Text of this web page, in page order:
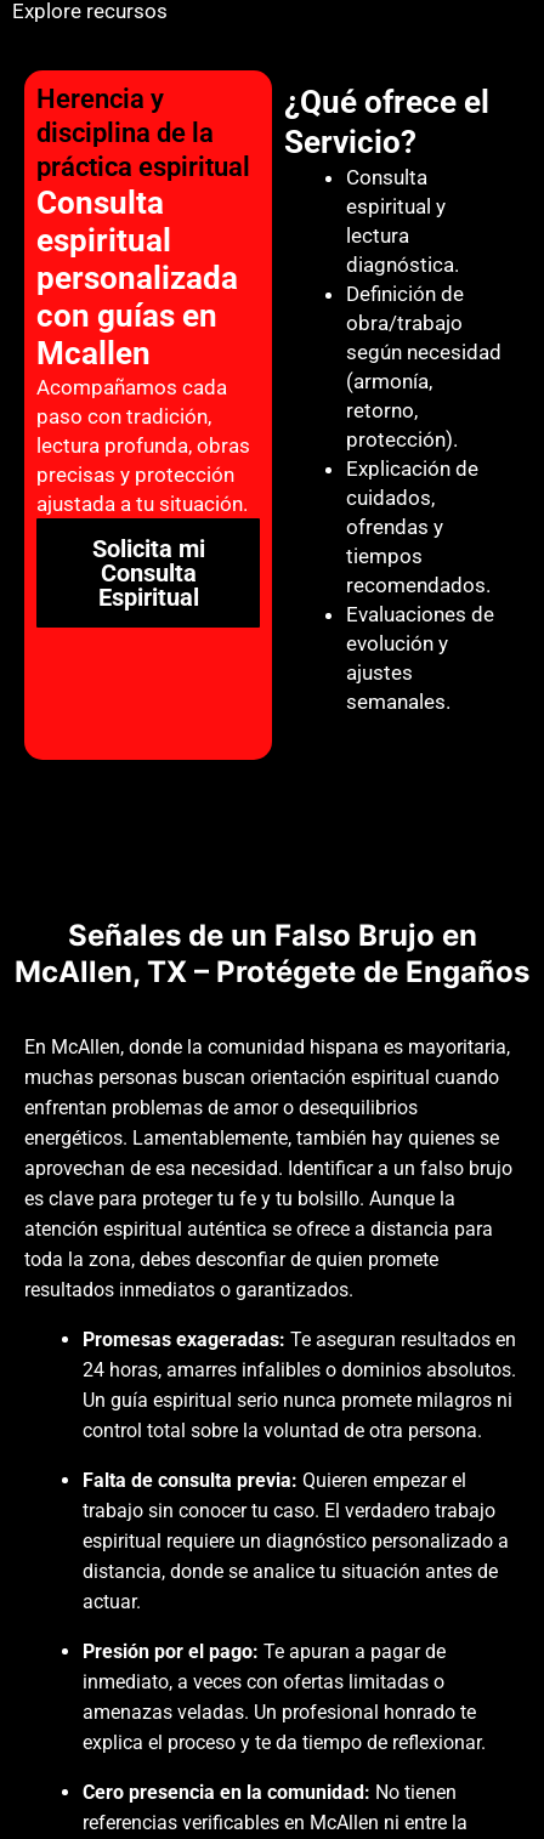
Explore recursos
Herencia y
disciplina de la
práctica espiritual
Consulta
espiritual
personalizada
con guías en
Mcallen
Acompañamos cada
paso con tradición,
lectura profunda, obras
precisas y protección
ajustada a tu situación.
Solicita mi
Consulta
Espiritual
¿Qué ofrece el
Servicio?
Consulta
espiritual y
lectura
diagnóstica.
Definición de
obra/trabajo
según necesidad
(armonía,
retorno,
protección).
Explicación de
cuidados,
ofrendas y
tiempos
recomendados.
Evaluaciones de
evolución y
ajustes
semanales.
Señales de un Falso Brujo en
McAllen, TX – Protégete de Engaños
En McAllen, donde la comunidad hispana es mayoritaria,
muchas personas buscan orientación espiritual cuando
enfrentan problemas de amor o desequilibrios
energéticos. Lamentablemente, también hay quienes se
aprovechan de esa necesidad. Identificar a un falso brujo
es clave para proteger tu fe y tu bolsillo. Aunque la
atención espiritual auténtica se ofrece a distancia para
toda la zona, debes desconfiar de quien promete
resultados inmediatos o garantizados.
Promesas exageradas: Te aseguran resultados en
24 horas, amarres infalibles o dominios absolutos.
Un guía espiritual serio nunca promete milagros ni
control total sobre la voluntad de otra persona.
Falta de consulta previa: Quieren empezar el
trabajo sin conocer tu caso. El verdadero trabajo
espiritual requiere un diagnóstico personalizado a
distancia, donde se analice tu situación antes de
actuar.
Presión por el pago: Te apuran a pagar de
inmediato, a veces con ofertas limitadas o
amenazas veladas. Un profesional honrado te
explica el proceso y te da tiempo de reflexionar.
Cero presencia en la comunidad: No tienen
referencias verificables en McAllen ni entre la